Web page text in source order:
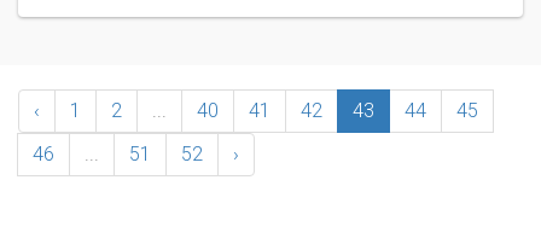
‹ 1 2 ... 40 41 42 43 44
45
46
... 51 52 ›